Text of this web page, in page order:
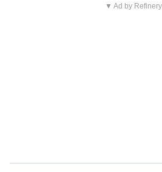
▼ Ad by